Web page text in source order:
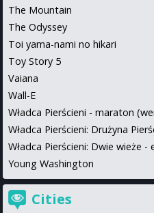
The Mountain
The Odyssey
Toi yama-nami no hikari
Toy Story 5
Vaiana
Wall-E
Władca Pierścieni - maraton
Władca Pierścieni: Drużyna
Władca Pierścieni: Dwie wieże
Young Washington
Cities